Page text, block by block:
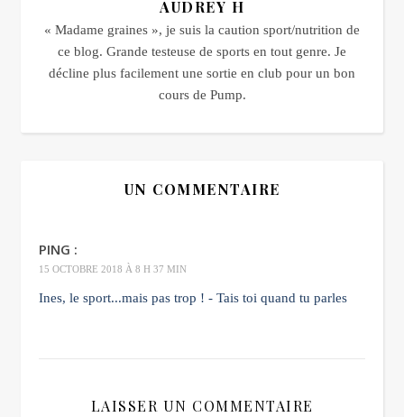
AUDREY H
« Madame graines », je suis la caution sport/nutrition de
ce blog. Grande testeuse de sports en tout genre. Je
décline plus facilement une sortie en club pour un bon
cours de Pump.
UN COMMENTAIRE
PING :
15 OCTOBRE 2018 À 8 H 37 MIN
Ines, le sport...mais pas trop ! - Tais toi quand tu parles
LAISSER UN COMMENTAIRE